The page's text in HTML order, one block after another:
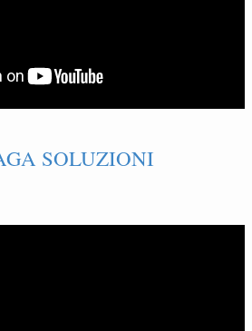
SOLUZIONI